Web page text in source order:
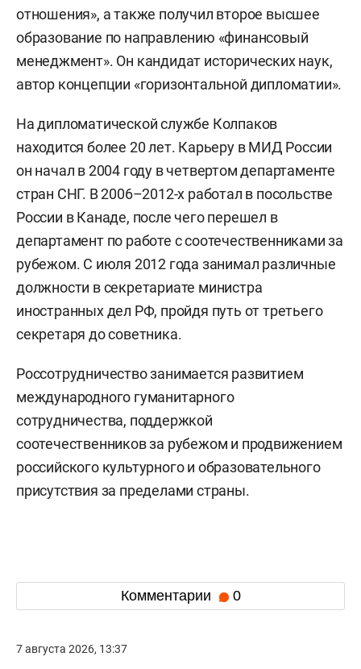
отношения», а также получил второе высшее
образование по направлению «финансовый
менеджмент». Он кандидат исторических наук,
автор концепции «горизонтальной дипломатии».
На дипломатической службе Колпаков
находится более 20 лет. Карьеру в МИД России
он начал в 2004 году в четвертом департаменте
стран СНГ. В 2006–2012-х работал в посольстве
России в Канаде, после чего перешел в
департамент по работе с соотечественниками за
рубежом. С июля 2012 года занимал различные
должности в секретариате министра
иностранных дел РФ, пройдя путь от третьего
секретаря до советника.
Россотрудничество занимается развитием
международного гуманитарного
сотрудничества, поддержкой
соотечественников за рубежом и продвижением
российского культурного и образовательного
присутствия за пределами страны.
Комментарии 0
7 августа 2026, 13:37